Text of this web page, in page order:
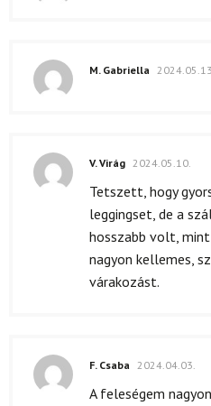
M. Gabriella
V. Virág 2024.05.10.
Tetszett, hogy
leggingset, de a
hosszabb volt,
nagyon kellemes,
várakozást.
F. Csaba 2024.04.03.
A feleségem